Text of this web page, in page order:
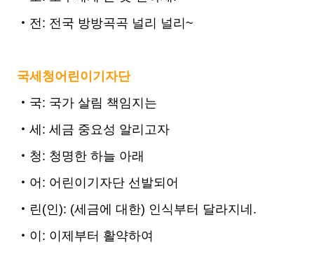
‧전: 전국 방방곡곡 널리 널리~
국세청어린이기자단
‧국: 국가 살림 책임지는
‧세: 세금 중요성 알리고자
‧청: 청명한 하늘 아래
‧어: 어린이기자단 선발되어
‧린(인): (세금에 대한) 인식부터 달라지네.
‧이: 이제부터 활약하여